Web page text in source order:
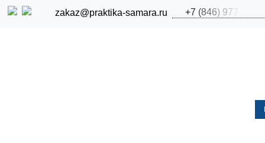
zakaz@praktika-samara.ru +7 (846) 977